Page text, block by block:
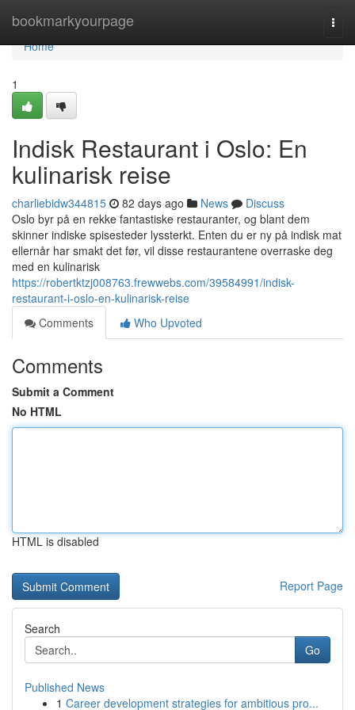
bookmarkyourpage
Home
Home
1
Indisk Restaurant i Oslo: En
kulinarisk reise
charliebidw344815 82 days ago News
Discuss
Oslo byr på en rekke fantastiske restauranter, og blant dem
skinner indiske spisesteder lyssterkt. Enten du er ny på indisk mat
ellernår har smakt det før, vil disse restaurantene overraske deg
med en kulinarisk
https://robertktzj008763.frewwebs.com/39584991/indisk-
restaurant-i-oslo-en-kulinarisk-reise
Comments
Who Upvoted
Comments
Submit a Comment
No HTML
HTML is disabled
Report Page
Search
Go
Published News
1 Career development strategies for ambitious pro...